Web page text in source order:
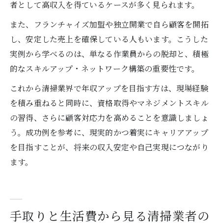
者として高収入を得ているケースが多く見られます。
また、フランチャイズ加盟や独立開業で自ら顧客を開拓
し、安定した売上を確保している人もいます。こうした
実例から学べるのは、単なる作業員からの脱却と、積極
的なスキルアップ・ネットワーク構築の重要性です。
これから清掃業界で年収アップを目指す方は、現場経験
を積み重ねると同時に、資格取得やマネジメントスキル
の習得、さらに顧客対応力を高めることを意識しましょ
う。成功例を参考に、現実的かつ着実にキャリアアップ
を目指すことが、将来の収入安定や自己実現につながり
ます。
手取りと生活費から見る清掃業者の